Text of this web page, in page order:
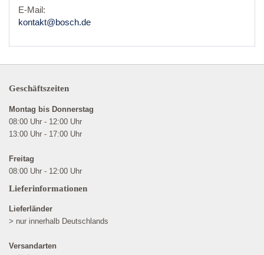
E-Mail:
kontakt@bosch.de
Geschäftszeiten
Montag bis Donnerstag
08:00 Uhr - 12:00 Uhr
13:00 Uhr - 17:00 Uhr
Freitag
08:00 Uhr - 12:00 Uhr
Lieferinformationen
Lieferländer
> nur innerhalb Deutschlands
Versandarten